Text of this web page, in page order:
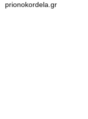
prionokordela.gr